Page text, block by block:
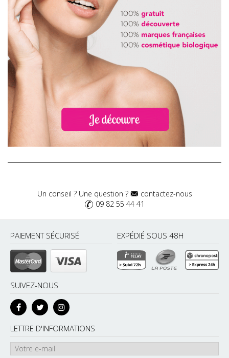
Un conseil ? Une question ?
contactez-nous
09 82 55 44 41
PAIEMENT SÉCURISÉ EXPÉDIÉ SOUS 48H
SUIVEZ-NOUS
LETTRE D'INFORMATIONS